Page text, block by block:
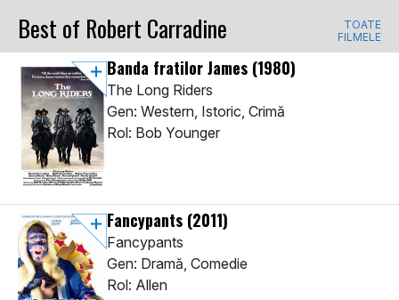
Best of Robert Carradine
TOATE
FILMELE
Banda fratilor James (1980)
The Long Riders
Gen: Western, Istoric, Crimă
Rol: Bob Younger
Fancypants (2011)
Fancypants
Gen: Dramă, Comedie
Rol: Allen